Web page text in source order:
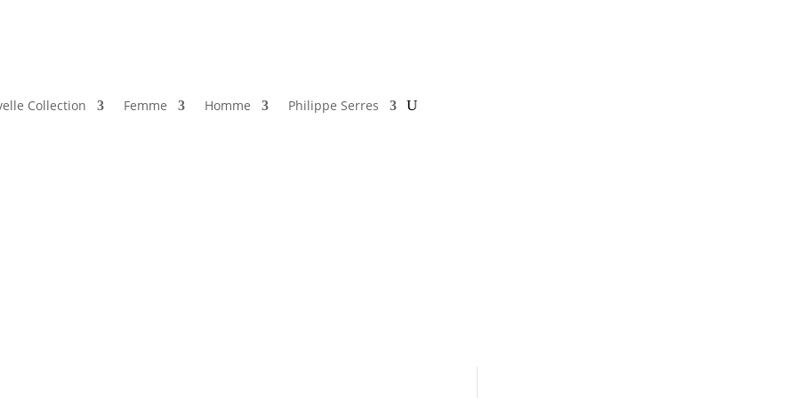
Collection Femme Homme Philippe Serres